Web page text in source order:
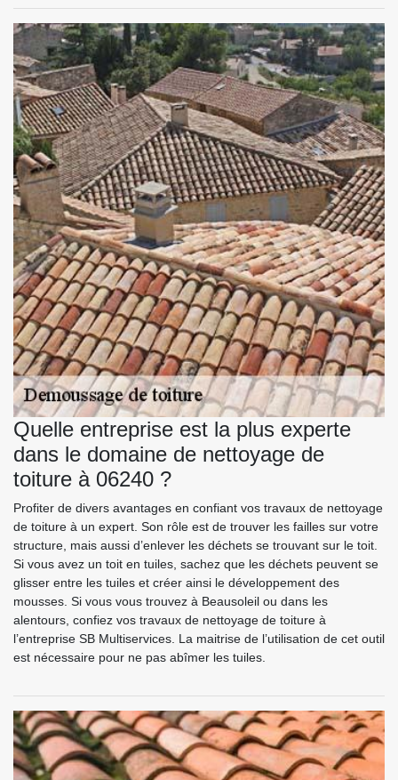
Quelle entreprise est la plus experte
dans le domaine de nettoyage de
toiture à 06240 ?
Profiter de divers avantages en confiant vos travaux de nettoyage
de toiture à un expert. Son rôle est de trouver les failles sur votre
structure, mais aussi d’enlever les déchets se trouvant sur le toit.
Si vous avez un toit en tuiles, sachez que les déchets peuvent se
glisser entre les tuiles et créer ainsi le développement des
mousses. Si vous vous trouvez à Beausoleil ou dans les
alentours, confiez vos travaux de nettoyage de toiture à
l’entreprise SB Multiservices. La maitrise de l’utilisation de cet outil
est nécessaire pour ne pas abîmer les tuiles.